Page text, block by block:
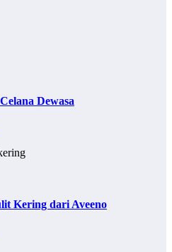
Dewasa
Kering dari Aveeno